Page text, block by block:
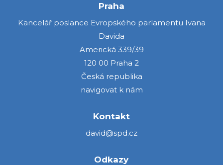
Praha
Kancelář poslance Evropského parlamentu Ivana
Davida
Americká 339/39
120 00 Praha 2
Česká republika
navigovat k nám
Kontakt
david@spd.cz
Odkazy